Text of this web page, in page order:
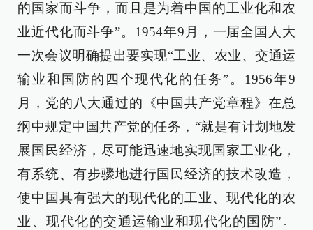
的国家而斗争，而且是为着中国的工业化和农
业近代化而斗争”。1954年9月，一届全国人大
一次会议明确提出要实现“工业、农业、交通运
输业和国防的四个现代化的任务”。1956年9
月，党的八大通过的《中国共产党章程》在总
纲中规定中国共产党的任务，“就是有计划地发
展国民经济，尽可能迅速地实现国家工业化，
有系统、有步骤地进行国民经济的技术改造，
使中国具有强大的现代化的工业、现代化的农
业、现代化的交通运输业和现代化的国防”。